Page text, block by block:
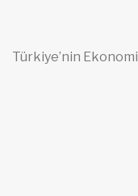
Türkiye’nin